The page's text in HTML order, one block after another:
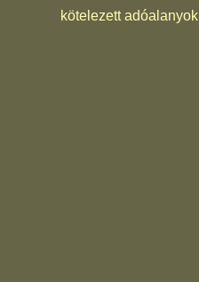
kötelezett adóalanyok